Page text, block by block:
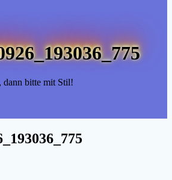
dann bitte mit Stil!